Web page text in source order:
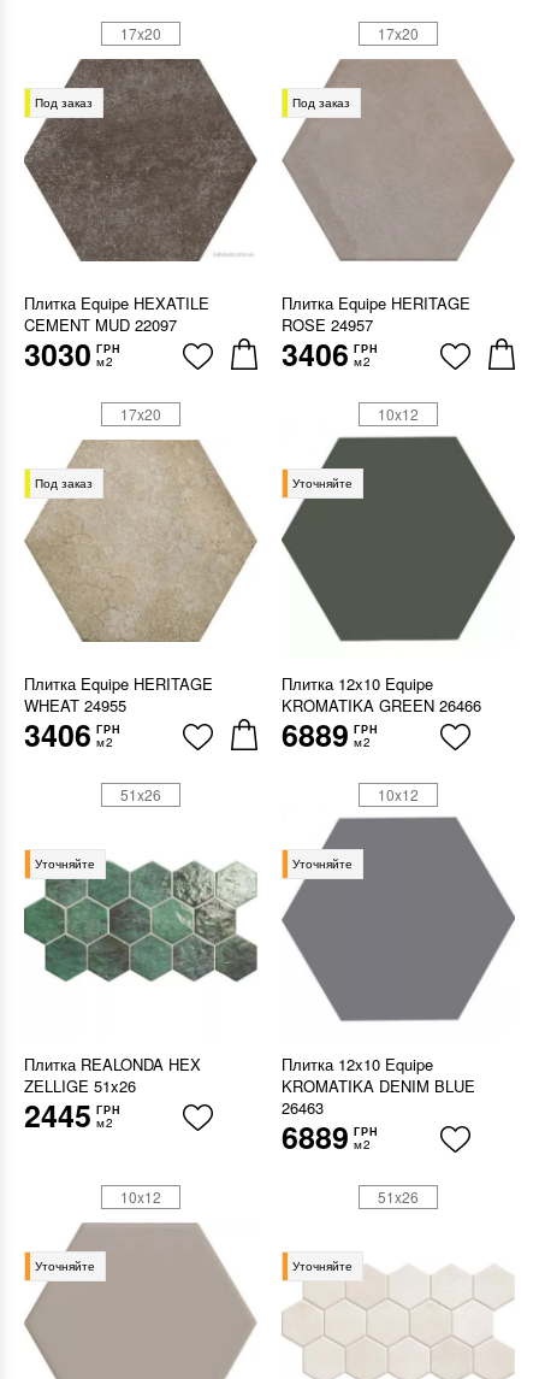
Под заказ
Плитка Equipe HEXATILE
CEMENT MUD 22097
3030 ГРН
м2
17x20
Под заказ
Плитка Equipe HERITAGE
ROSE 24957
3406 ГРН
м2
17x20
Под заказ
Плитка Equipe HERITAGE
WHEAT 24955
3406 ГРН
м2
17x20
Уточняйте
Плитка 12x10 Equipe
KROMATIKA GREEN 26466
6889 ГРН
м2
10x12
Уточняйте
Плитка REALONDA HEX
ZELLIGE 51x26
2445 ГРН
м2
51x26
Уточняйте
Плитка 12x10 Equipe
KROMATIKA DENIM BLUE
26463
6889 ГРН
м2
10x12
Уточняйте
10x12
Уточняйте
51x26